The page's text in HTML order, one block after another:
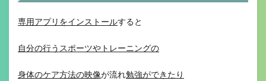
専用アプリをインストールすると
自分の行うスポーツやトレーニングの
身体のケア方法の映像が流れ勉強ができたり